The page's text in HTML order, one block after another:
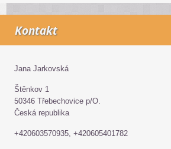
Kontakt
Jana Jarkovská
Štěnkov 1
50346 Třebechovice p/O.
Česká republika
+420603570935, +420605401782